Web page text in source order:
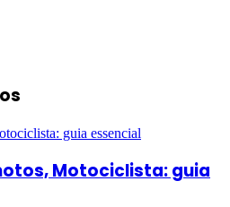
Motociclista: guia